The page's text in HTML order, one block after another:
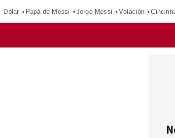
Dólar Papá de Messi Jorge Messi Votación